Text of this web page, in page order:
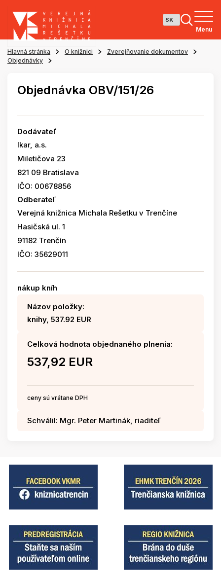
Menu
Hlavná stránka O knižnici
Zverejňovanie dokumentov
Objednávky
Objednávka OBV/151/26
Dodávateľ
Ikar, a.s.
Miletičova 23
821 09 Bratislava
IČO: 00678856
Odberateľ
Verejná knižnica Michala Rešetku v Trenčíne
Hasičská ul. 1
91182 Trenčín
IČO: 35629011
nákup kníh
Názov položky:
knihy, 537.92 EUR
Celková hodnota objednaného plnenia:
537,92 EUR
ceny sú vrátane DPH
Schválil: Mgr. Peter Martinák, riaditeľ